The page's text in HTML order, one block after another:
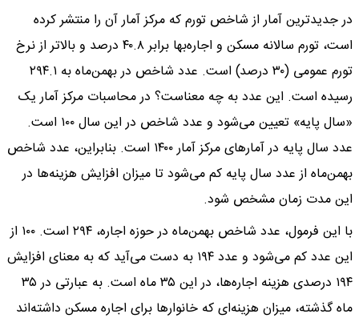
در جدیدترین آمار از شاخص تورم که مرکز آمار آن را منتشر کرده
است، تورم سالانه مسکن و اجاره‌بها برابر ۴۰.۸ درصد و بالاتر از نرخ
تورم عمومی (۳۰ درصد) است. عدد شاخص در بهمن‌ماه به ۲۹۴.۱
رسیده است. این عدد به چه معناست؟ در محاسبات مرکز آمار یک
«سال پایه» تعیین می‌شود و عدد شاخص در این سال ۱۰۰ است.
عدد سال پایه در آمارهای مرکز آمار ۱۴۰۰ است. بنابراین، عدد شاخص
بهمن‌ماه از عدد سال پایه کم می‌شود تا میزان افزایش هزینه‌ها در
این مدت زمان مشخص شود.
با این فرمول، عدد شاخص بهمن‌ماه در حوزه اجاره، ۲۹۴ است. ۱۰۰ از
این عدد کم می‌شود و عدد ۱۹۴ به دست می‌آید که به معنای افزایش
۱۹۴ درصدی هزینه اجاره‌ها، در این ۳۵ ماه است. به عبارتی در ۳۵
ماه گذشته، میزان هزینه‌ای که خانوارها برای اجاره مسکن داشته‌اند